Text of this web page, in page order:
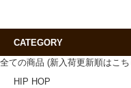
CATEGORY
全ての商品 (新入荷更新順はこ
HIP HOP